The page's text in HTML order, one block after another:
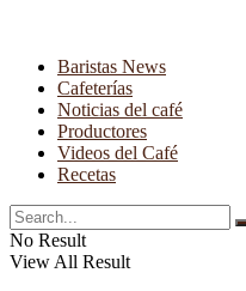
Baristas News
Cafeterías
Noticias del café
Productores
Videos del Café
Recetas
No Result
View All Result